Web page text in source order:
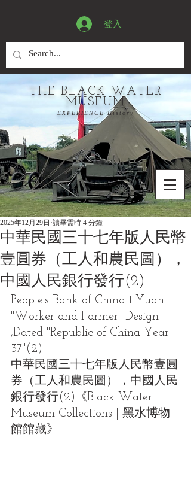
登入
THE BLACK WATER
MUSEUM
EXPERIENCE History
中華民國三十七年版人民幣
壹圓券（工人和農民圖），
中國人民銀行發行(2)
2025年12月29日 讀畢需時 4 分鐘
People's Bank of China 1 Yuan:
"Worker and Farmer" Design
,Dated "Republic of China Year
37"(2)
中華民國三十七年版人民幣壹圓
券（工人和農民圖），中國人民
銀行發行(2)《Black Water
Museum Collections | 黑水博物
館館藏》